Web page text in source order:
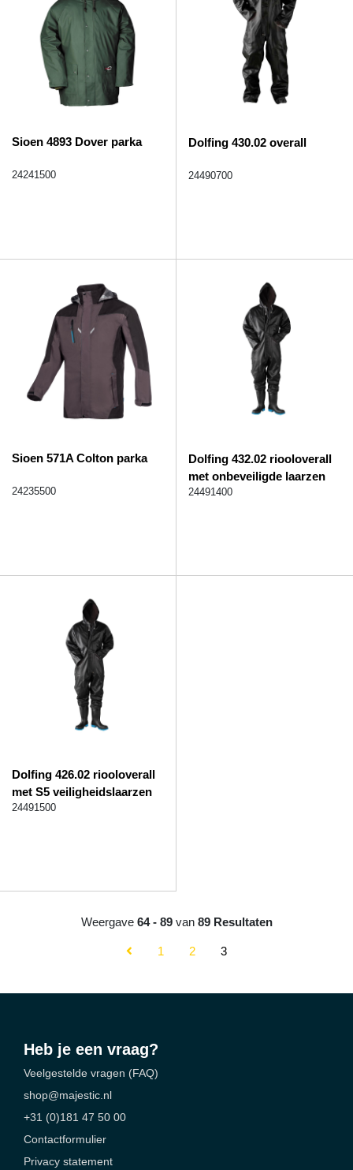
Sioen 4893 Dover parka
24241500
Dolfing 430.02 overall
24490700
Sioen 571A Colton parka
24235500
Dolfing 432.02 riooloverall
met onbeveiligde laarzen
24491400
Dolfing 426.02 riooloverall
met S5 veiligheidslaarzen
24491500
Weergave 64 - 89van 89 Resultaten
1 2 3
Heb je een vraag?
Veelgestelde vragen (FAQ)
shop@majestic.nl
+31 (0)181 47 50 00
Contactformulier
Privacy statement